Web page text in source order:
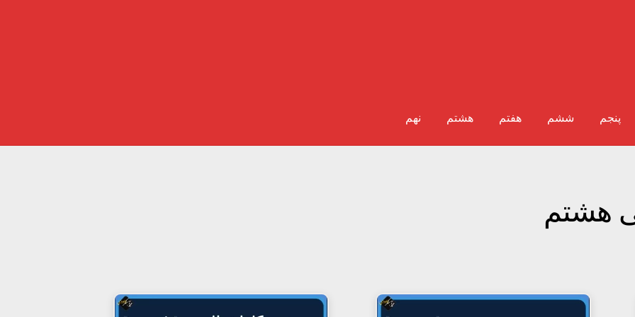
پنجم ششم هفتم هشتم نهم
هشتم